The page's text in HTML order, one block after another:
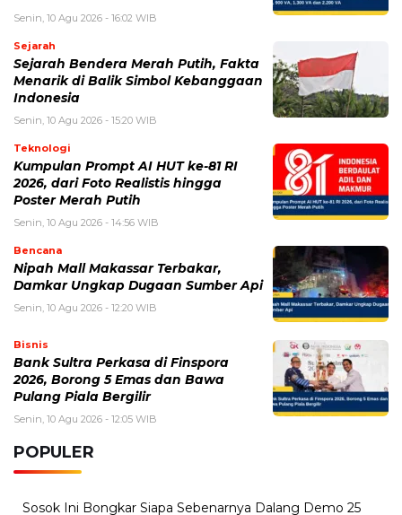
Kumpulan Prompt AI HUT ke-81 RI
2026, dari Foto Realistis hingga
Poster Merah Putih
Senin, 10 Agu 2026 - 14:56 WIB
Nipah Mall Makassar Terbakar,
Damkar Ungkap Dugaan Sumber Api
Senin, 10 Agu 2026 - 12:20 WIB
Bisnis
Bank Sultra Perkasa di Finspora
Pulang Piala Bergilir
Senin, 10 Agu 2026 - 12:05 WIB
POPULER
Sosok Ini Bongkar Siapa Sebenarnya Dalang Demo 25
Agustus yang Berakhir Ricuh: Bukan Intervensi Asing
(1,000,035)
3 Menu Diet Sehat Harian yang Efektif Turunkan Berat